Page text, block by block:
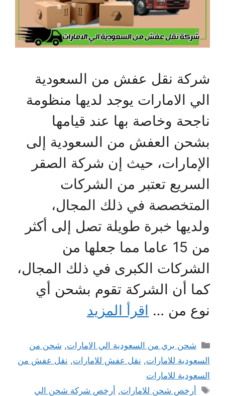
نقل عفش من السعودية
الامارات يوجد لديها منظومة
وخاصة بها عند قيامها
العفش من السعودية إلى
حيث إن شركة الصقر
تعتبر من الشركات
في ذلك المجال،
خبرة طويلة تصل إلى أكثر
من 15 عاما مما جعلها من
الكبرى في ذلك المجال،
أن الشركة تقوم بشحن أي
من … اقرأ المزيد
التصنيفات
شحن بري من السعودية الي الامارات, شحن من
للامارات, نقل عفش للامارات, نقل عفش من
للامارات
الوسوم
أرخص شحن للامارات, أرخص شركة شحن الي